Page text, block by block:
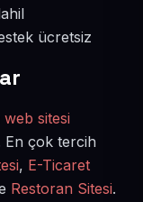
ücretsiz
web sitesi
En çok tercih
, E-Ticaret
Restoran Sitesi.